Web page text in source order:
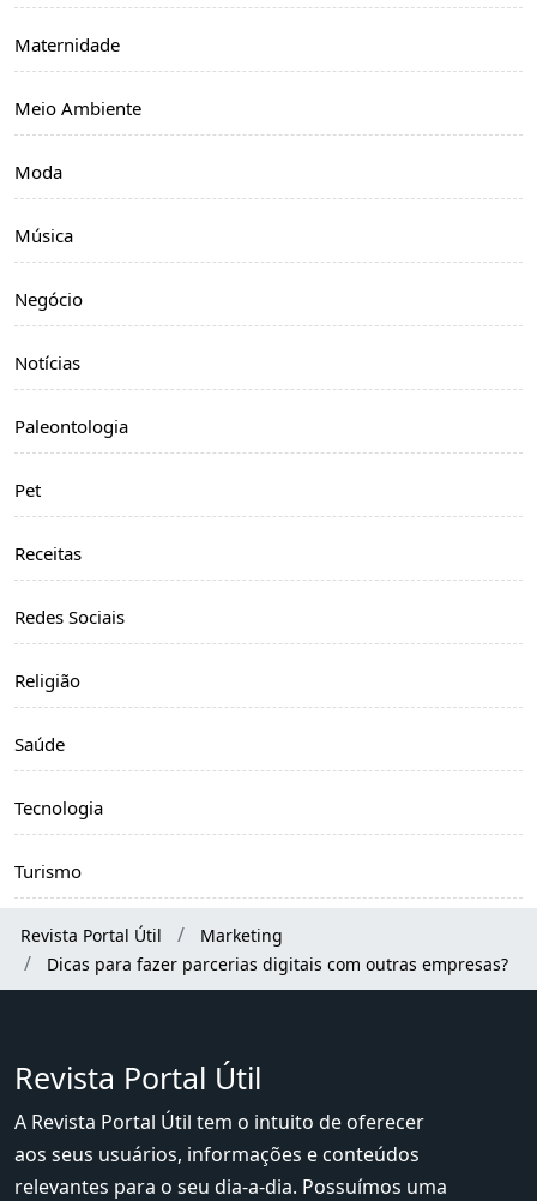
Maternidade
Meio Ambiente
Moda
Música
Negócio
Notícias
Paleontologia
Pet
Receitas
Redes Sociais
Religião
Saúde
Tecnologia
Turismo
Revista Portal Útil
Marketing
Dicas para fazer parcerias digitais com outras empresas?
Revista Portal Útil
A Revista Portal Útil tem o intuito de oferecer
aos seus usuários, informações e conteúdos
relevantes para o seu dia-a-dia. Possuímos uma